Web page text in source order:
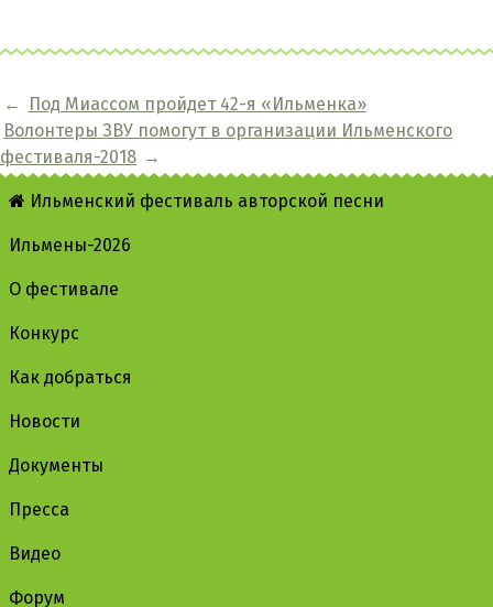
←
Под Миассом пройдет 42-я «Ильменка»
Волонтеры ЗВУ помогут в организации Ильменского
фестиваля-2018 →
Ильменский фестиваль авторской песни
Ильмены-2026
О фестивале
Конкурс
Как добраться
Новости
Документы
Пресса
Видео
Форум